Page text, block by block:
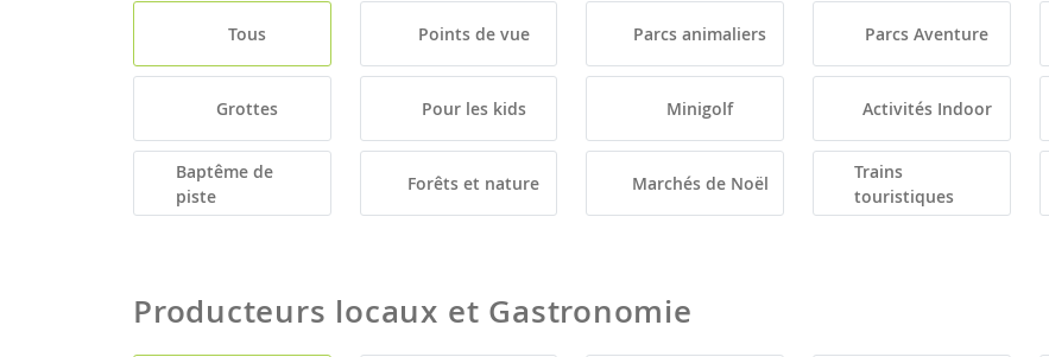
Tous Points de vue Parcs animaliers Parcs Aventure
Grottes Pour les kids Minigolf Activités Indoor
Baptême de
piste
Forêts et nature Marchés de Noël
Trains
touristiques
Producteurs locaux et Gastronomie